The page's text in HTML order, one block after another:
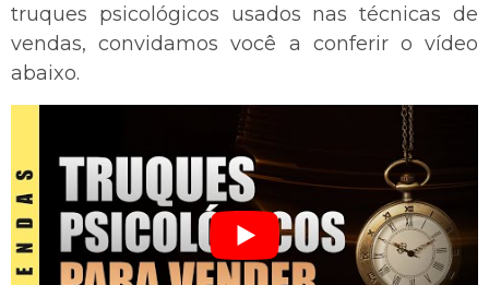
truques psicológicos usados nas técnicas de
vendas, convidamos você a conferir o vídeo
abaixo.